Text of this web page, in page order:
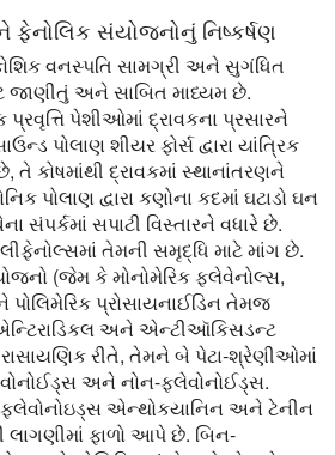
ફેનોલિક સંયોજનોનું નિષ્કર્ષણ
વનસ્પતિ સામગ્રી અને સુગંધિત
જાણીતું અને સાબિત માધ્યમ છે.
પેશીઓમાં દ્રાવકના પ્રસારને
પોલાણ શીયર ફોર્સ દ્વારા યાંત્રિક
તે કોષમાંથી દ્રાવકમાં સ્થાનાંતરણને
પોલાણ દ્વારા કણોના કદમાં ઘટાડો ઘન
સંપર્કમાં સપાટી વિસ્તારને વધારે છે.
તેમની સમૃદ્ધિ માટે માંગ છે.
(જેમ કે મોનોમેરિક ફ્લેવેનોલ્સ,
પોલિમેરિક પ્રોસાયનાઈડિન તેમજ
અને એન્ટીઑકિસડન્ટ
રાસાયણિક રીતે, તેમને બે પેટા-શ્રેણીઓમાં
અને નોન-ફ્લેવોનોઈડ્સ.
ફ્લેવોનોઇડ્સ એન્થોકયાનિન અને ટેનીન
ફાળો આપે છે. બિન-